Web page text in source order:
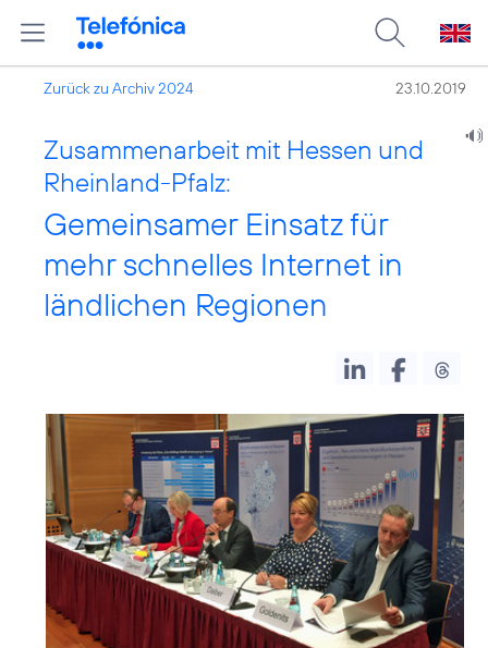
Zurück zu Archiv 2024 23.10.2019
Zusammenarbeit mit Hessen und
Rheinland-Pfalz:
Gemeinsamer Einsatz für
mehr schnelles Internet in
ländlichen Regionen